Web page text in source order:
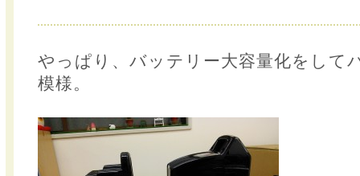
やっぱり、バッテリー大容量化をして
模様。